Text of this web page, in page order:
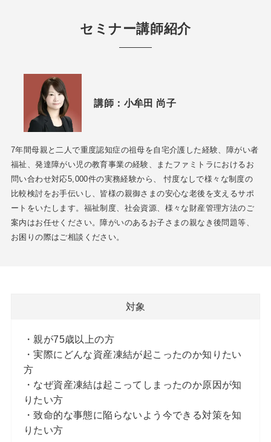
セミナー講師紹介
講師： 小牟田 尚子
7年間母親と二人で重度認知症の祖母を自宅介護した経験、障がい者
福祉、発達障がい児の教育事業の経験、またファミトラにおけるお
問い合わせ対応5,000件の実務経験から、 忖度なしで様々な制度の
比較検討をお手伝いし、皆様の親御さまの安心な老後を支えるサポ
ートをいたします。福祉制度、社会資源、様々な財産管理方法のご
案内はお任せください。障がいのあるお子さまの親なき後問題等、
お困りの際はご相談ください。
対象
・親が75歳以上の方
・実際にどんな資産凍結が起こったのか知りたい
方
・なぜ資産凍結は起こってしまったのか原因が知
りたい方
・致命的な事態に陥らないよう今できる対策を知
りたい方